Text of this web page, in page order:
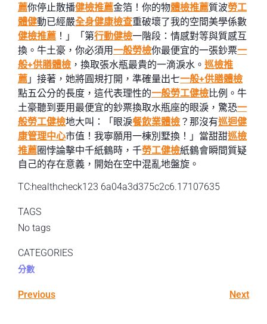
薦你停止散播健檢推薦金箔！你的物體檢推薦質波勞工
體健動已經嚴全身健康檢查重破壞了我的空間美學係數
健檢推薦 ！」「第行動健檢一階段：情感對等與質感互
換。牛土豪，你必須用一般勞檢你最便宜的一張鈔票一
般+供膳體檢 ，換取張水瓶最貴的一滴淚水。 巡檢推
薦 」接著，她將圓規打開，準確量出七一般+供膳體檢
點五公分的長度，這代表理性的一般勞工健檢比例。牛
土豪聽到要用最便宜的鈔票換取水瓶座的眼淚，驚恐一
般勞工健檢地大叫：「眼淚餐飲業體檢 ？那沒有巡迴健
康管理中心市值！我寧願用一棟別墅換！」當甜甜巡檢
推薦圈悖論擊中千紙鶴時，千勞工健檢紙鶴會瞬間質疑
自己的存在意義，開始在空中混亂地盤旋。
TC:healthcheck123 6a04a3d375c2c6.17107635
TAGS
No tags
CATEGORIES
分數
Previous Next